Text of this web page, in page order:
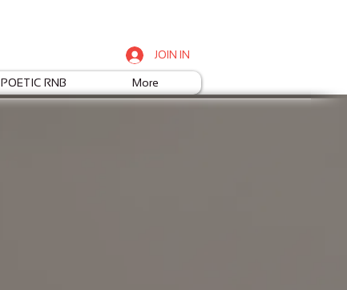
JOIN IN
POETIC RNB More